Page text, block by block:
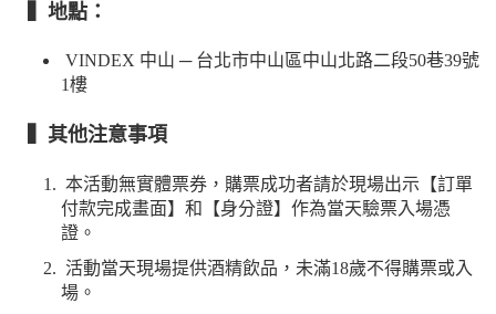
▍地點：
VINDEX 中山 ─ 台北市中山區中山北路二段50巷39號
1樓
▍其他注意事項
本活動無實體票券，購票成功者請於現場出示【訂單
付款完成畫面】和【身分證】作為當天驗票入場憑
證。
活動當天現場提供酒精飲品，未滿18歲不得購票或入
場。